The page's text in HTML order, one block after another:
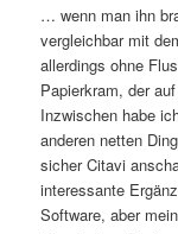
… wenn man ihn
vergleichbar mit
allerdings ohne
Papierkram, der
Inzwischen habe
anderen netten
sicher Citavi
interessante
Software, aber